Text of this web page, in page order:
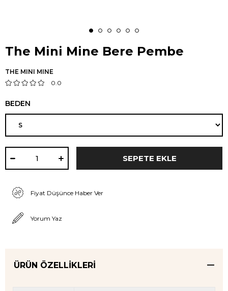
The Mini Mine Bere Pembe
THE MINI MINE
0.0
BEDEN
Fiyat Düşünce Haber Ver
Yorum Yaz
ÜRÜN ÖZELLIKLERI